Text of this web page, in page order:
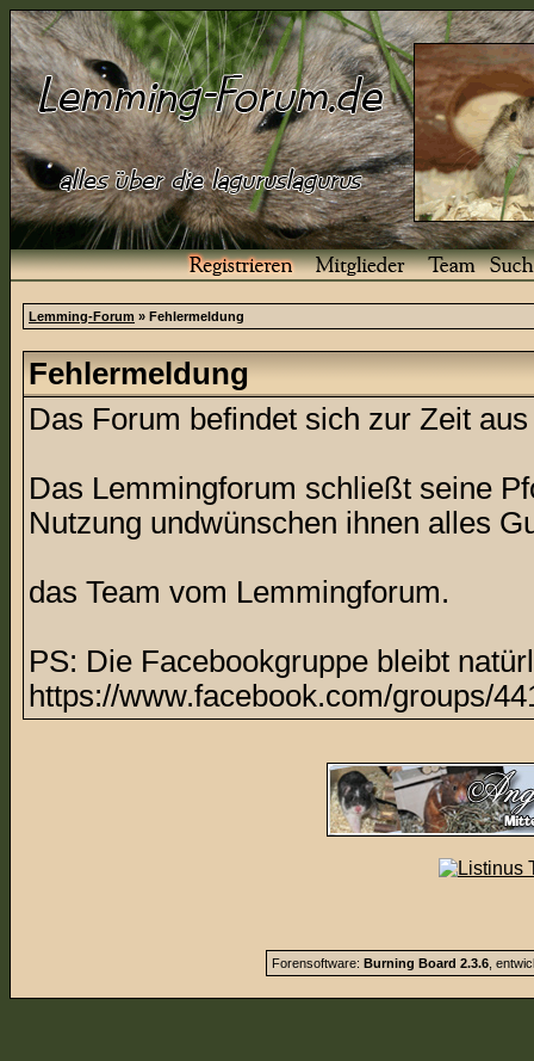
Lemming-Forum » Fehlermeldung
Fehlermeldung
Das Forum befindet sich zur Zeit
Das Lemmingforum schließt seine
Nutzung undwünschen ihnen alles
das Team vom Lemmingforum.
PS: Die Facebookgruppe bleibt
https://www.facebook.com/groups/
Forensoftware: Burning Board 2.3.6,